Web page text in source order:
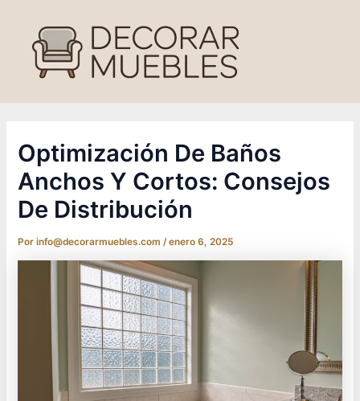
contenido
Optimización De Baños
Anchos Y Cortos: Consejos
De Distribución
Porinfo@decorarmuebles.com/enero 6, 2025